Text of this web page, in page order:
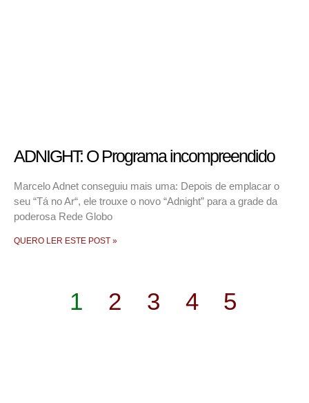
ADNIGHT: O Programa incompreendido
Marcelo Adnet conseguiu mais uma: Depois de emplacar o
seu “Tá no Ar“, ele trouxe o novo “Adnight” para a grade da
poderosa Rede Globo
QUERO LER ESTE POST »
1 2 3 4 5